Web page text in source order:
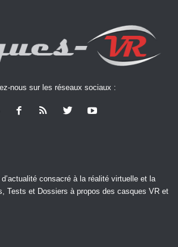
nous sur les réseaux sociaux :
consacré à la réalité virtuelle et la
Tests et Dossiers à propos des casques VR et